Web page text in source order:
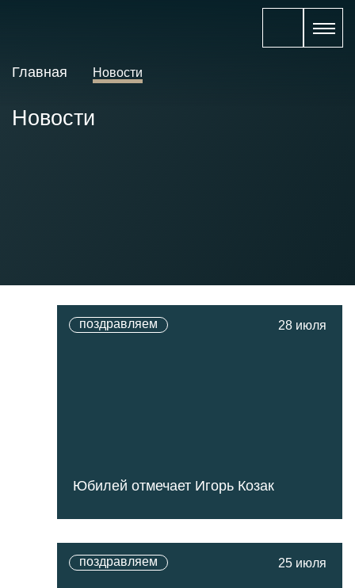
Главная Новости
Новости
поздравляем 28 июля
Юбилей отмечает Игорь Козак
поздравляем 25 июля